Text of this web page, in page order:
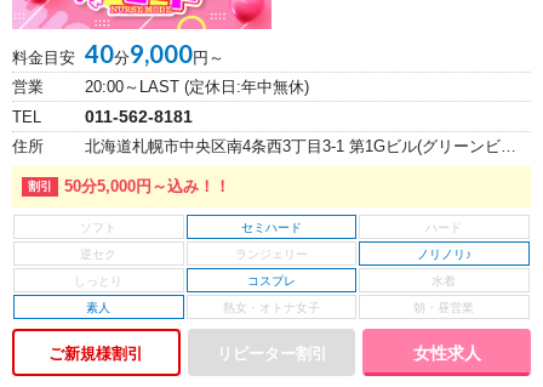
料金目安 40分9,000円～
営業
20:00～LAST (定休日:年中無休)
TEL
011-562-8181
住所
50分5,000円～込み！！
セミハード
ノリノリ♪
コスプレ
素人
ご新規様割引 女性求人